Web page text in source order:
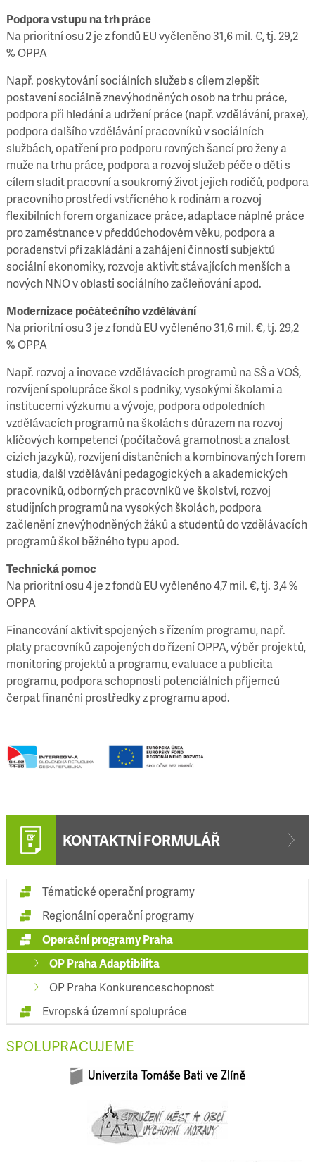
Podpora vstupu na trh práce
Na prioritní osu 2 je z fondů EU vyčleněno31,6 mil. €, tj. 29,2
% OPPA
Např. poskytování sociálních služeb s cílem zlepšit
postavení sociálně znevýhodněných osob na trhu práce,
podpora při hledání a udržení práce (např. vzdělávání, praxe),
podpora dalšího vzdělávání pracovníků v sociálních
službách, opatření pro podporu rovných šancí pro ženy a
muže na trhu práce, podpora a rozvoj služeb péče o děti s
cílem sladit pracovní a soukromý život jejich rodičů, podpora
pracovního prostředí vstřícného k rodinám a rozvoj
flexibilních forem organizace práce, adaptace náplně práce
pro zaměstnance v předdůchodovém věku, podpora a
poradenství při zakládání a zahájení činností subjektů
sociální ekonomiky, rozvoje aktivit stávajících menších a
nových NNO v oblasti sociálního začleňování apod.
Modernizace počátečního vzdělávání
Na prioritní osu 3 je z fondů EU vyčleněno31,6 mil. €, tj. 29,2
% OPPA
Např. rozvoj a inovace vzdělávacích programů na SŠ a VOŠ,
rozvíjení spolupráce škol s podniky, vysokými školami a
institucemi výzkumu a vývoje, podpora odpoledních
vzdělávacích programů na školách s důrazem na rozvoj
klíčových kompetencí (počítačová gramotnost a znalost
cizích jazyků), rozvíjení distančních a kombinovaných forem
studia, další vzdělávání pedagogických a akademických
pracovníků, odborných pracovníků ve školství, rozvoj
studijních programů na vysokých školách, podpora
začlenění znevýhodněných žáků a studentů do vzdělávacích
programů škol běžného typu apod.
Technická pomoc
Na prioritní osu 4 je z fondů EU vyčleněno4,7 mil. €, tj. 3,4 %
OPPA
Financování aktivit spojených s řízením programu, např.
platy pracovníků zapojených do řízení OPPA, výběr projektů,
monitoring projektů a programu, evaluace a publicita
programu, podpora schopnosti potenciálních příjemců
čerpat finanční prostředky z programu apod.
KONTAKTNÍ FORMULÁŘ
Tématické operační programy
Regionální operační programy
Operační programy Praha
OP Praha Adaptibilita
OP Praha Konkurenceschopnost
Evropská územní spolupráce
SPOLUPRACUJEME